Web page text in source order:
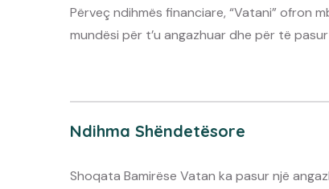
Përveç ndihmës financiare, “Vatani” ofron
mundësi për t’u angazhuar dhe për të
Ndihma Shëndetësore
Shoqata Bamirëse Vatan ka pasur një